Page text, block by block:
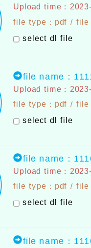
Upload time：
file type：pdf / file
select dl file
file name：
Upload time：
file type：pdf / file
select dl file
file name：
Upload time：
file type：pdf / file
select dl file
file name：